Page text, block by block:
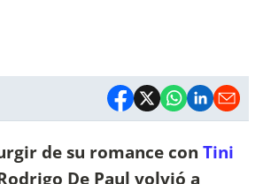
de su romance con Tini
De Paul volvió a